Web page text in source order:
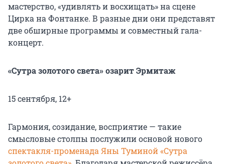
мастерство, «удивлять и восхищать» на сцене
Цирка на Фонтанке. В разные дни они представят
две обширные программы и совместный гала-
концерт.
«Сутра золотого света» озарит Эрмитаж
15 сентября, 12+
Гармония, созидание, восприятие — такие
смысловые столпы послужили основой нового
спектакля-променада Яны Туминой «Сутра